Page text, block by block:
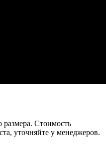
размера. Стоимость
уточняйте у менеджеров.